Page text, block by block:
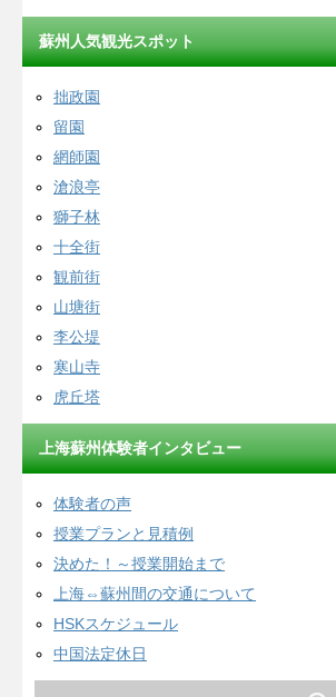
蘇州人気観光スポット
拙政園
留園
網師園
滄浪亭
獅子林
十全街
観前街
山塘街
李公堤
寒山寺
虎丘塔
上海蘇州体験者インタビュー
体験者の声
授業プランと見積例
決めた！～授業開始まで
上海⇔蘇州間の交通について
HSKスケジュール
中国法定休日